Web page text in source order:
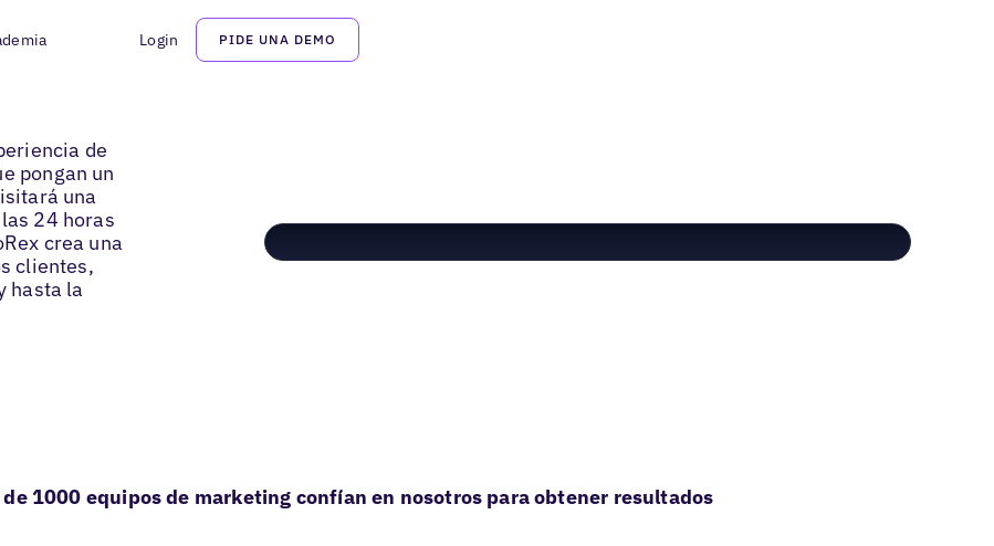
Login PIDE UNA DEMO
de
pongan un
una
24 horas
crea una
clientes,
hasta la
de 1000 equipos de marketing confían en nosotros para obtener resultados